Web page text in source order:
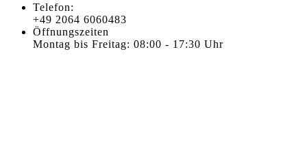
Telefon:
+49 2064 6060483
Öffnungszeiten
Montag bis Freitag: 08:00 - 17:30 Uhr